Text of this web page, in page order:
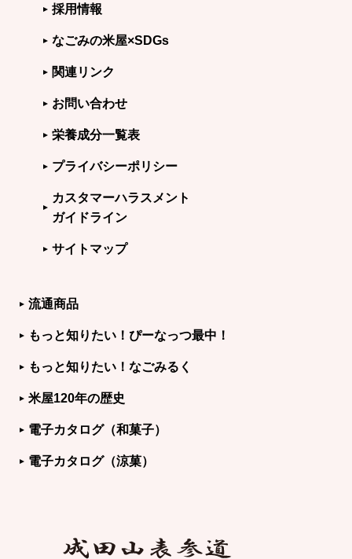
採用情報
なごみの米屋×SDGs
関連リンク
お問い合わせ
栄養成分一覧表
プライバシーポリシー
カスタマーハラスメント
ガイドライン
サイトマップ
流通商品
もっと知りたい！ぴーなっつ最中！
もっと知りたい！なごみるく
米屋120年の歴史
電子カタログ（和菓子）
電子カタログ（涼菓）